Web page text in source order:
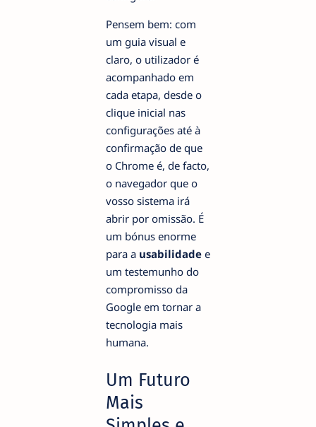
Pensem bem: com
um guia visual e
claro, o utilizador é
acompanhado em
cada etapa, desde o
clique inicial nas
configurações até à
confirmação de que
o Chrome é, de facto,
o navegador que o
vosso sistema irá
abrir por omissão. É
um bónus enorme
para a usabilidade e
um testemunho do
compromisso da
Google em tornar a
tecnologia mais
humana.
Um Futuro
Mais